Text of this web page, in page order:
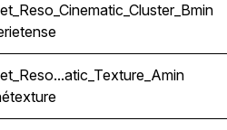
tense
texture